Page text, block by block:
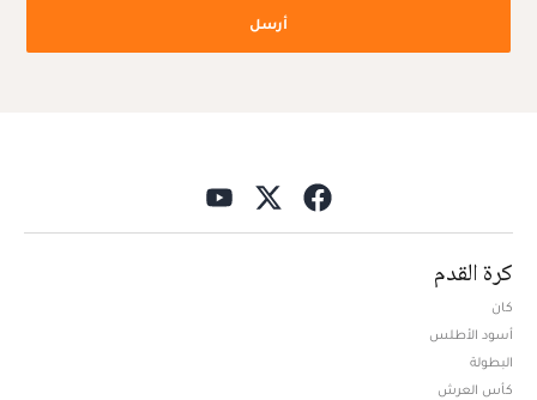
أرسل
كرة القدم
كان
أسود الأطلس
البطولة
كأس العرش